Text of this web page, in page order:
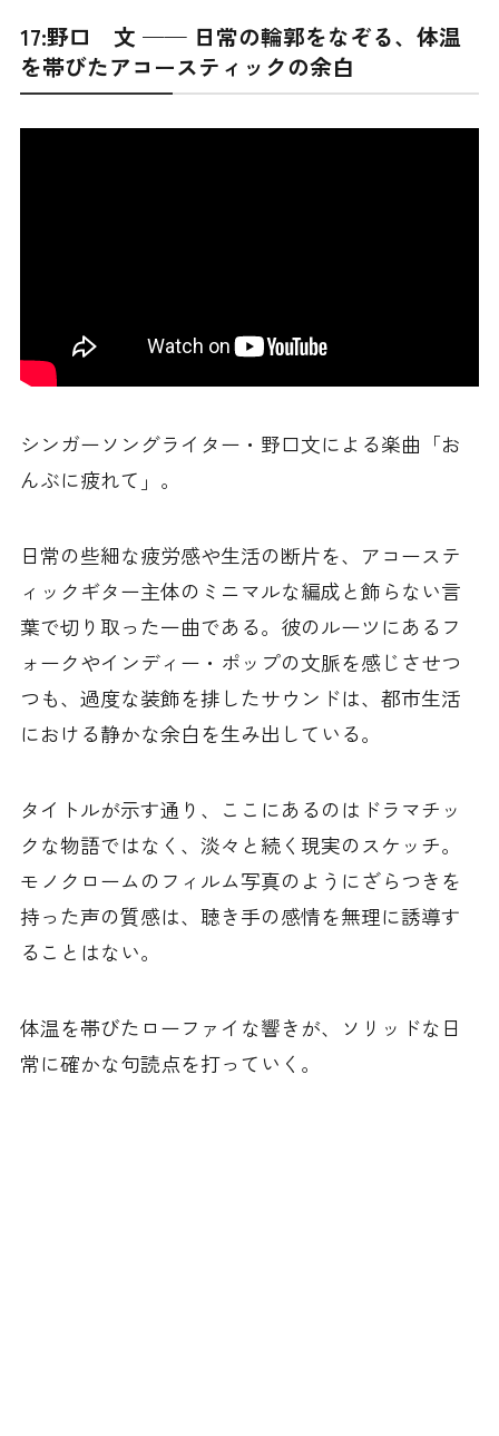
17:野口 文 —— 日常の輪郭をなぞる、体温
を帯びたアコースティックの余白
シンガーソングライター・野口文による楽曲「お
んぶに疲れて」。
日常の些細な疲労感や生活の断片を、アコーステ
ィックギター主体のミニマルな編成と飾らない言
葉で切り取った一曲である。彼のルーツにあるフ
ォークやインディー・ポップの文脈を感じさせつ
つも、過度な装飾を排したサウンドは、都市生活
における静かな余白を生み出している。
タイトルが示す通り、ここにあるのはドラマチッ
クな物語ではなく、淡々と続く現実のスケッチ。
モノクロームのフィルム写真のようにざらつきを
持った声の質感は、聴き手の感情を無理に誘導す
ることはない。
体温を帯びたローファイな響きが、ソリッドな日
常に確かな句読点を打っていく。